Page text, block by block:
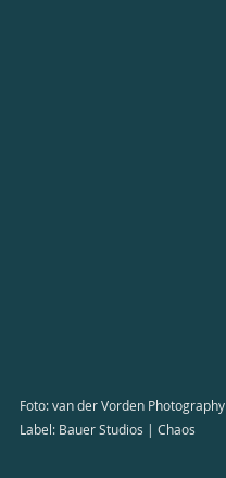
Foto: van der Vorden Photography
Label: Bauer Studios | Chaos